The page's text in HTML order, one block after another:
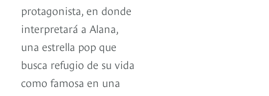
protagonista, en donde
interpretará a Alana,
una estrella pop que
busca refugio de su vida
como famosa en una